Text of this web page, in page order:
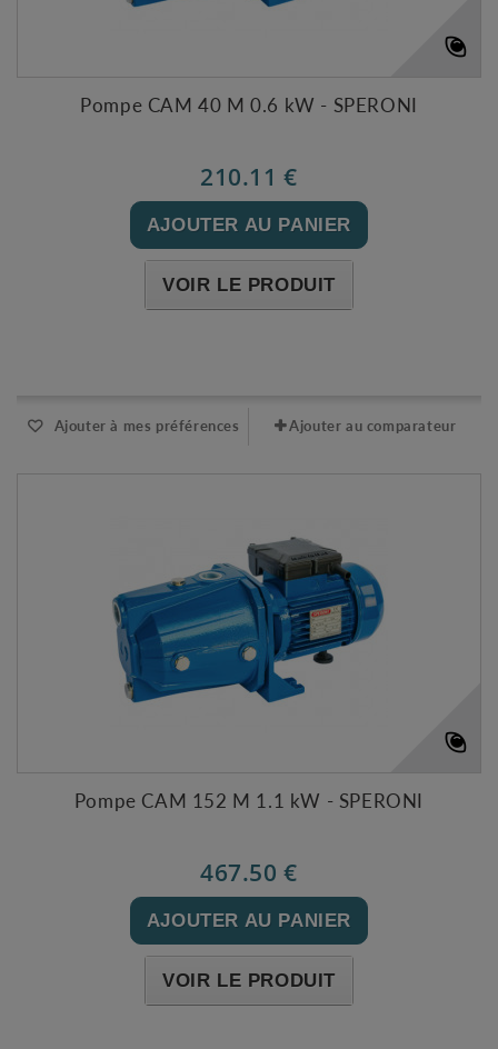
Pompe CAM 40 M 0.6 kW - SPERONI
210.11 €
AJOUTER AU PANIER
VOIR LE PRODUIT
Ajouter à mes préférences Ajouter au comparateur
Pompe CAM 152 M 1.1 kW - SPERONI
467.50 €
AJOUTER AU PANIER
VOIR LE PRODUIT